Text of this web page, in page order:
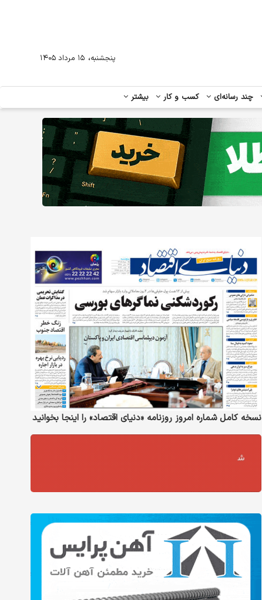
چند رسانه‌ای کسب و کار بیشتر
پنجشنبه، ۱۵ مرداد ۱۴۰۵
نسخه کامل شماره امروز روزنامه «دنیای‌ اقتصاد» را اینجا بخوانید